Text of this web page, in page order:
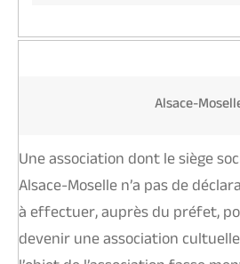
Alsace-
Une association dont le siège
Alsace-Moselle n’a pas de
à effectuer, auprès du préfet,
devenir une association